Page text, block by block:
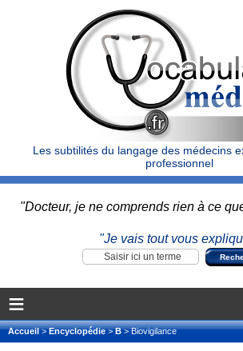
Les subtilités du langage des médecins
professionnel
"Docteur, je ne comprends rien à ce
"Je vais tout vous
≡
Accueil>Encyclopédie>B> Biovigilance